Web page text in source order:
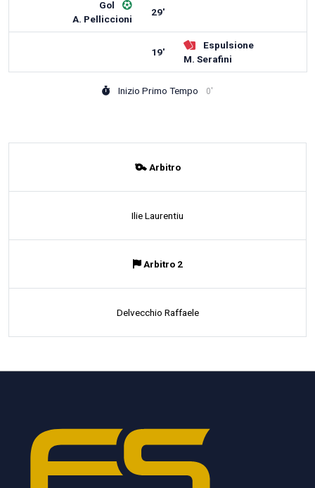
Gol
A. Pelliccioni
29'
19'
Espulsione
M. Serafini
Inizio Primo Tempo 0'
Arbitro
Ilie Laurentiu
Arbitro 2
Delvecchio Raffaele